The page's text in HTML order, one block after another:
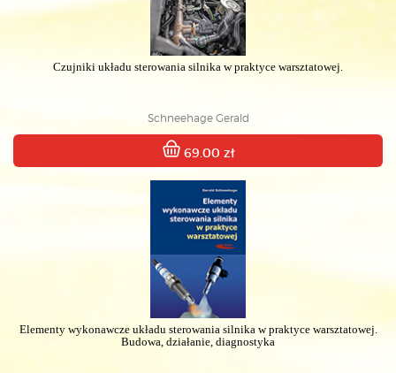
Czujniki układu sterowania silnika w praktyce warsztatowej.
Schneehage Gerald
69.00 zł
Elementy wykonawcze układu sterowania silnika w praktyce warsztatowej.
Budowa, działanie, diagnostyka